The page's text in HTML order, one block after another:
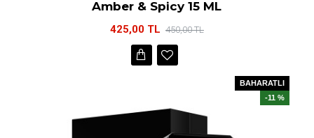
Amber & Spicy 15 ML
425,00 TL 450,00 TL
BAHARATLI
-11 %